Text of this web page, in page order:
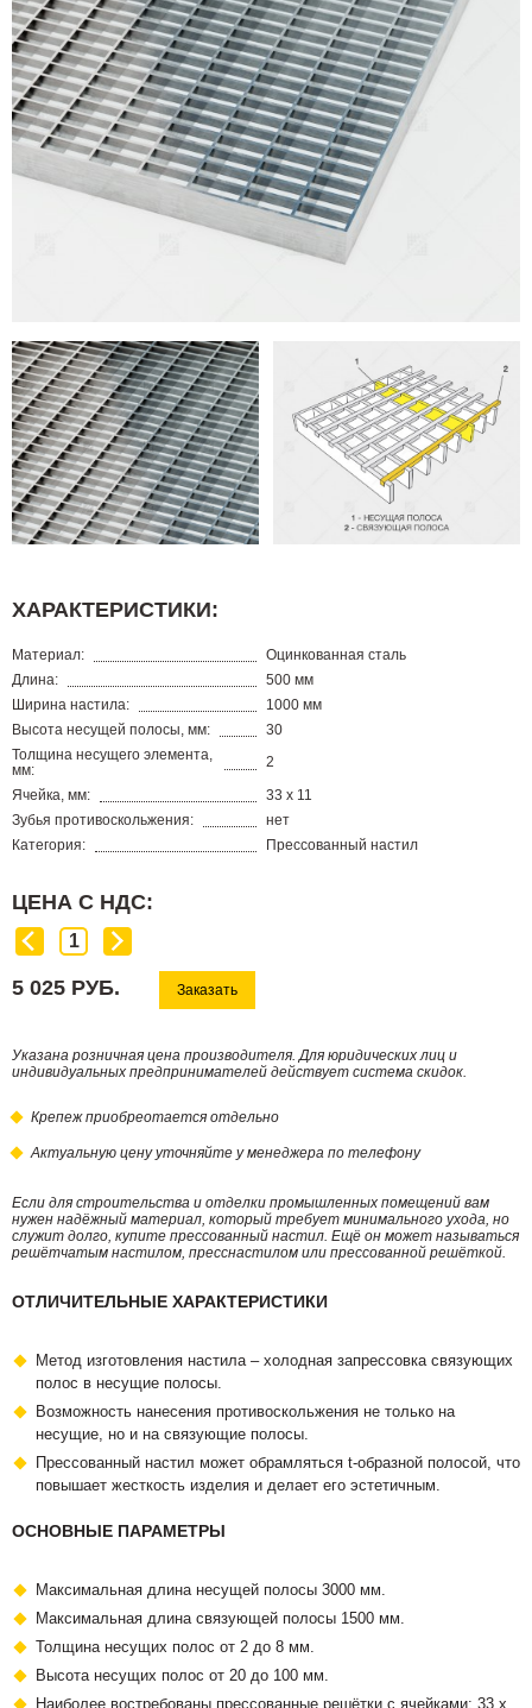
ХАРАКТЕРИСТИКИ:
Материал:
Оцинкованная сталь
Длина:
500 мм
Ширина настила:
1000 мм
Высота несущей полосы, мм:
30
Толщина несущего элемента,
мм:
2
Ячейка, мм:
33 х 11
Зубья противоскольжения:
нет
Категория:
Прессованный настил
ЦЕНА С НДС:
5 025 РУБ. Заказать
Указана розничная цена производителя. Для юридических лиц и
индивидуальных предпринимателей действует система скидок.
Крепеж приобреотается отдельно
Актуальную цену уточняйте у менеджера по телефону
Если для строительства и отделки промышленных помещений вам
нужен надёжный материал, который требует минимального ухода, но
служит долго, купите прессованный настил. Ещё он может называться
решётчатым настилом, пресснастилом или прессованной решёткой.
ОТЛИЧИТЕЛЬНЫЕ ХАРАКТЕРИСТИКИ
Метод изготовления настила – холодная запрессовка связующих
полос в несущие полосы.
Возможность нанесения противоскольжения не только на
несущие, но и на связующие полосы.
Прессованный настил может обрамляться t-образной полосой, что
повышает жесткость изделия и делает его эстетичным.
ОСНОВНЫЕ ПАРАМЕТРЫ
Максимальная длина несущей полосы 3000 мм.
Максимальная длина связующей полосы 1500 мм.
Толщина несущих полос от 2 до 8 мм.
Высота несущих полос от 20 до 100 мм.
Наиболее востребованы прессованные решётки с ячейками: 33 х